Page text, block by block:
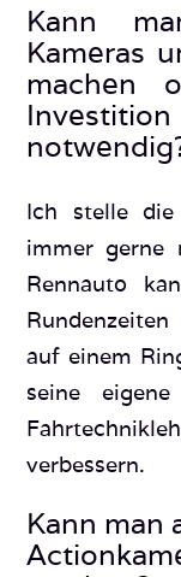
Kann
Kameras
machen
Ich stelle die
immer gerne
Rennauto
auf einem
seine
verbessern.
Kann man